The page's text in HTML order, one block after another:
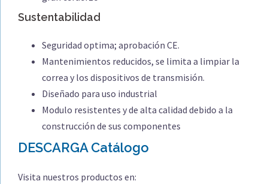
Sustentabilidad
Seguridad optima; aprobación CE.
Mantenimientos reducidos, se limita a limpiar la
correa y los dispositivos de transmisión.
Diseñado para uso industrial
Modulo resistentes y de alta calidad debido a la
construcción de sus componentes
DESCARGA Catálogo
Visita nuestros productos en: